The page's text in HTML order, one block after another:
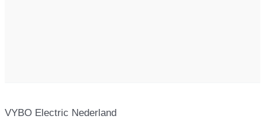
VYBO Electric Nederland